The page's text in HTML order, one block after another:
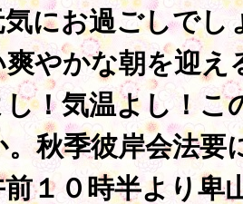
にお過ごしでし
やかな朝を迎え
！気温よし！こ
。秋季彼岸会法要
１０時半より卑